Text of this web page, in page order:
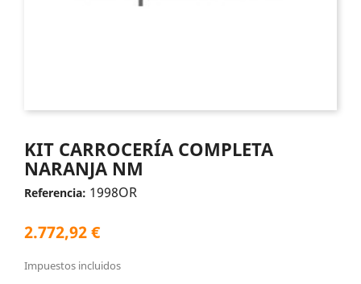
KIT CARROCERÍA COMPLETA
NARANJA NM
Referencia: 1998OR
2.772,92 €
Impuestos incluidos